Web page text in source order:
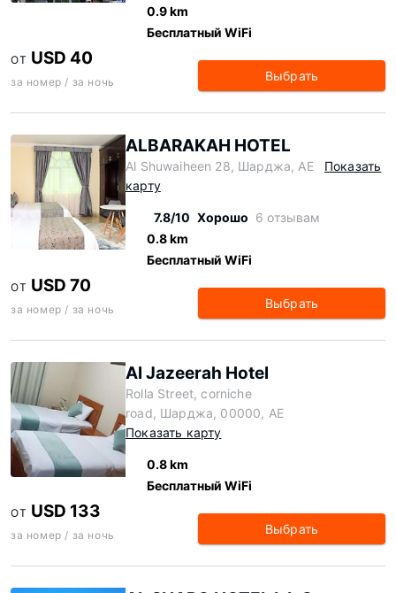
0.9 km
Бесплатный WiFi
ОТ USD 40
за номер / за ночь Выбрать
ALBARAKAH HOTEL
Al Shuwaiheen 28, Шарджа, AE
Показать
карту
7.8/10 Хорошо 6 отзывам
0.8 km
Бесплатный WiFi
ОТ USD 70
за номер / за ночь Выбрать
Al Jazeerah Hotel
Rolla Street, corniche
road, Шарджа, 00000, AE
Показать карту
0.8 km
Бесплатный WiFi
ОТ USD 133
за номер / за ночь Выбрать